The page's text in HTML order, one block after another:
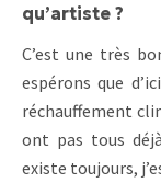
qu’artiste ?
C’est une très
espérons que
réchauffement
ont pas tous
existe toujours,